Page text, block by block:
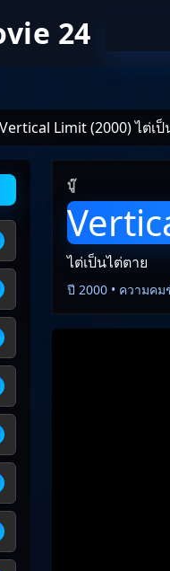
24
Vertical Limit (2000) ไต่เ
บู๊
ไต่เป็นไต่ตาย
ปี 2000 • ความคม